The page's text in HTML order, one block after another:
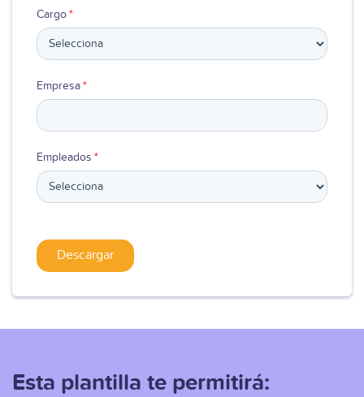
Cargo*
Empresa*
Empleados *
Esta plantilla te permitirá: